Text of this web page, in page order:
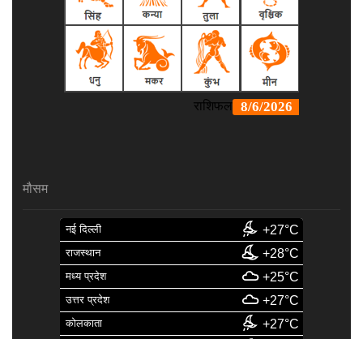
मौसम
नई दिल्ली +27°C
राजस्थान +28°C
मध्य प्रदेश +25°C
उत्तर प्रदेश +27°C
कोलकाता +27°C